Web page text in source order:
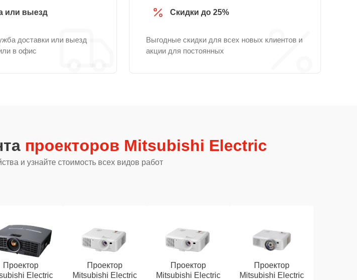
или выезд
доставки или выезд
в офис
Скидки до 25%
Выгодные скидки для всех новых клиентов и
акции для постоянных
проекторов Mitsubishi Electric
и узнайте стоимость всех видов работ
Проектор
Electric
Проектор
Mitsubishi Electric
Проектор
Mitsubishi Electric
Проектор
Mitsubishi Electric